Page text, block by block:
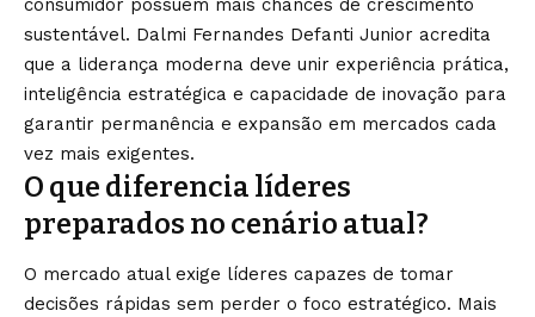
consumidor possuem mais chances de crescimento
sustentável. Dalmi Fernandes Defanti Junior acredita
que a liderança moderna deve unir experiência prática,
inteligência estratégica e capacidade de inovação para
garantir permanência e expansão em mercados cada
vez mais exigentes.
O que diferencia líderes
preparados no cenário atual?
O mercado atual exige líderes capazes de tomar
decisões rápidas sem perder o foco estratégico. Mais